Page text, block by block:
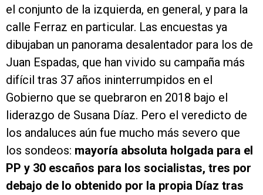
el conjunto de la izquierda, en general, y para la
calle Ferraz en particular. Las encuestas ya
dibujaban un panorama desalentador para los de
Juan Espadas, que han vivido su campaña más
difícil tras 37 años ininterrumpidos en el
Gobierno que se quebraron en 2018 bajo el
liderazgo de Susana Díaz. Pero el veredicto de
los andaluces aún fue mucho más severo que
los sondeos: mayoría absoluta holgada para el
PP y 30 escaños para los socialistas, tres por
debajo de lo obtenido por la propia Díaz tras